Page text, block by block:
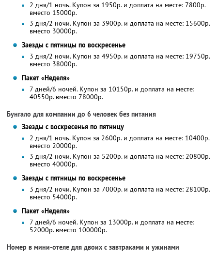
2 дня/1 ночь. Купон за 1950р. и доплата на месте: 7800р.
вместо 15000р.
3 дня/2 ночи. Купон за 3900р. и доплата на месте: 15600р.
вместо 30000р.
Заезды с пятницы по воскресенье
3 дня/2 ночи. Купон за 4950р. и доплата на месте: 19750р.
вместо 38000р.
Пакет «Неделя»
7 дней/6 ночей. Купон за 10150р. и доплата на месте:
40550р. вместо 78000р.
Бунгало для компании до 6 человек без питания
Заезды с воскресенья по пятницу
2 дня/1 ночь. Купон за 2600р. и доплата на месте: 10400р.
вместо 20000р.
3 дня/2 ночи. Купон за 5200р. и доплата на месте: 20800р.
вместо 40000р.
Заезды с пятницы по воскресенье
3 дня/2 ночи. Купон за 7000р. и доплата на месте: 28100р.
вместо 54000р.
Пакет «Неделя»
7 дней/6 ночей. Купон за 13000р. и доплата на месте:
52000р. вместо 100000р.
Номер в мини-отеле для двоих с завтраками и ужинами